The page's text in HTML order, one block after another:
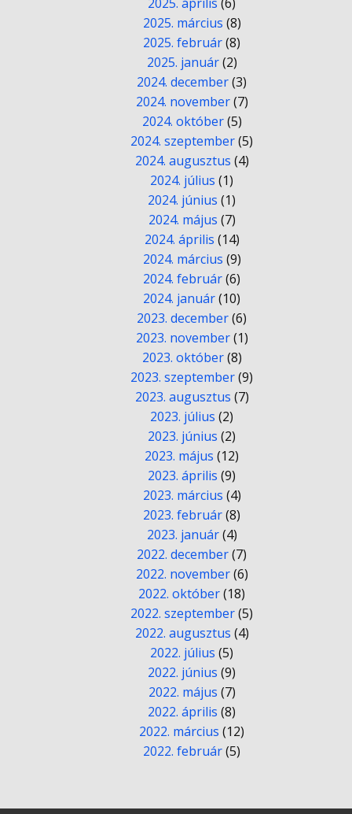
2025. március (8)
2025. február(8)
2025. január(2)
2024. december(3)
2024. november(7)
2024. október(5)
2024. szeptember(5)
2024. augusztus (4)
2024. július (1)
2024. június (1)
2024. május (7)
2024. április (14)
2024. március (9)
2024. február(6)
2024. január(10)
2023. december(6)
2023. november(1)
2023. október(8)
2023. szeptember(9)
2023. augusztus (7)
2023. július (2)
2023. június (2)
2023. május (12)
2023. április (9)
2023. március (4)
2023. február(8)
2023. január(4)
2022. december(7)
2022. november(6)
2022. október(18)
2022. szeptember(5)
2022. augusztus (4)
2022. július (5)
2022. június (9)
2022. május (7)
2022. április (8)
2022. március (12)
2022. február(5)